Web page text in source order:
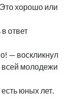
хорошо или
ответ
— воскликнул
всей молодежи
юных лет.